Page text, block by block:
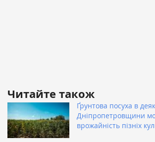
Читайте також
Ґрунтова посуха в
Дніпропетровщини
врожайність пізніх